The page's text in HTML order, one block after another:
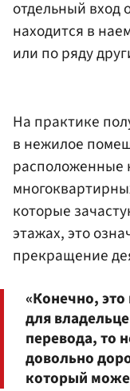
отдельный
находится в
или по ряду
На практике
в нежилое
расположенные
которые
этажах, это
прекращение
«Конечно,
для
перевода, то
довольно
который